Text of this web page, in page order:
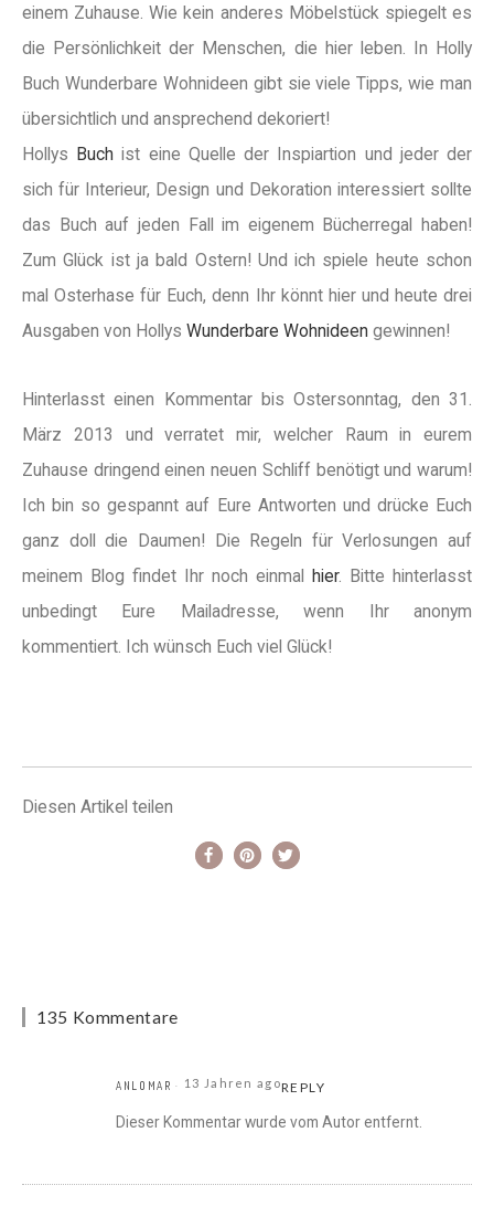
einem Zuhause. Wie kein anderes Möbelstück spiegelt es
die Persönlichkeit der Menschen, die hier leben. In Holly
Buch Wunderbare Wohnideen gibt sie viele Tipps, wie man
übersichtlich und ansprechend dekoriert!
Hollys Buch ist eine Quelle der Inspiartion und jeder der
sich für Interieur, Design und Dekoration interessiert sollte
das Buch auf jeden Fall im eigenem Bücherregal haben!
Zum Glück ist ja bald Ostern! Und ich spiele heute schon
mal Osterhase für Euch, denn Ihr könnt hier und heute drei
Ausgaben von Hollys Wunderbare Wohnideen gewinnen!
Hinterlasst einen Kommentar bis Ostersonntag, den 31.
März 2013 und verratet mir, welcher Raum in eurem
Zuhause dringend einen neuen Schliff benötigt und warum!
Ich bin so gespannt auf Eure Antworten und drücke Euch
ganz doll die Daumen! Die Regeln für Verlosungen auf
meinem Blog findet Ihr noch einmal hier. Bitte hinterlasst
unbedingt Eure Mailadresse, wenn Ihr anonym
kommentiert. Ich wünsch Euch viel Glück!
Diesen Artikel teilen
135 Kommentare
ANLOMAR 13 Jahren agoREPLY
Dieser Kommentar wurde vom Autor entfernt.